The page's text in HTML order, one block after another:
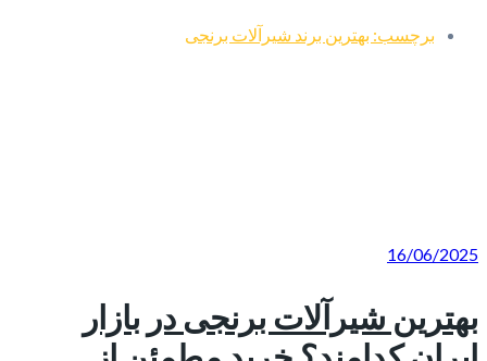
برچسب: بهترین برند شیرآلات برنجی
16/06/2025
بهترین شیرآلات برنجی در بازار